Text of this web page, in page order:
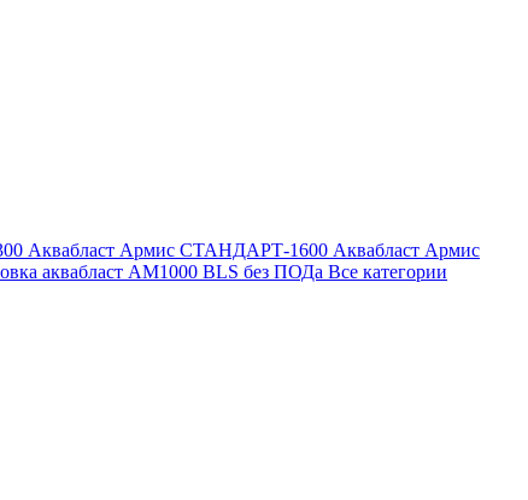
Аквабласт Армис СТАНДАРТ-1600 Аквабласт Армис
аквабласт AM1000 BLS без ПОДа Все категории